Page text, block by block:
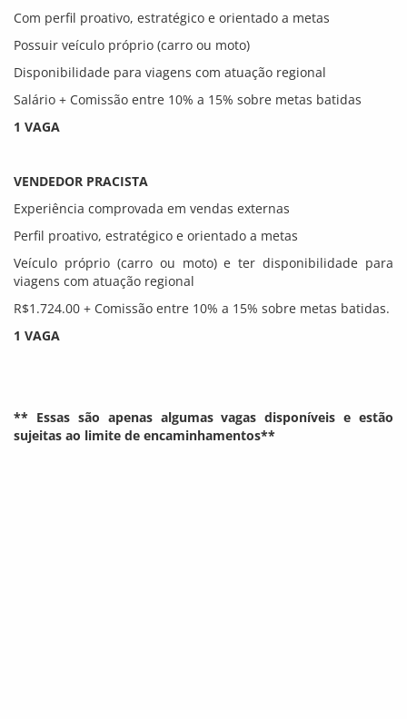
Com perfil proativo, estratégico e orientado a metas
Possuir veículo próprio (carro ou moto)
Disponibilidade para viagens com atuação regional
Salário + Comissão entre 10% a 15% sobre metas batidas
1 VAGA
VENDEDOR PRACISTA
Experiência comprovada em vendas externas
Perfil proativo, estratégico e orientado a metas
Veículo próprio (carro ou moto) e ter disponibilidade para
viagens com atuação regional
R$1.724.00 + Comissão entre 10% a 15% sobre metas batidas.
1 VAGA
** Essas são apenas algumas vagas disponíveis e estão
sujeitas ao limite de encaminhamentos**